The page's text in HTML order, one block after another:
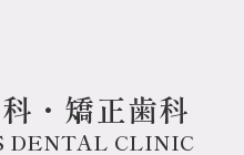
・矯正歯科
DENTAL CLINIC